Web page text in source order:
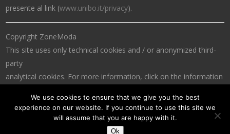
presente al link (www.unibo.it/privacy).
Copyright ZoneModa
This site uses only technical cookies and / or anonymized third-
party
analytical cookies. For more information, click on the information
We use cookies to ensure that we give you the best
experience on our website. If you continue to use this site we
will assume that you are happy with it.
Ok